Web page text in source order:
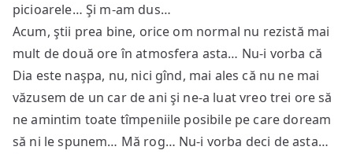
picioarele… Şi m-am dus…
Acum, ştii prea bine, orice om normal nu rezistă mai
mult de două ore în atmosfera asta… Nu-i vorba că
Dia este naşpa, nu, nici gînd, mai ales că nu ne mai
văzusem de un car de ani şi ne-a luat vreo trei ore să
ne amintim toate tîmpeniile posibile pe care doream
să ni le spunem… Mă rog… Nu-i vorba deci de asta…